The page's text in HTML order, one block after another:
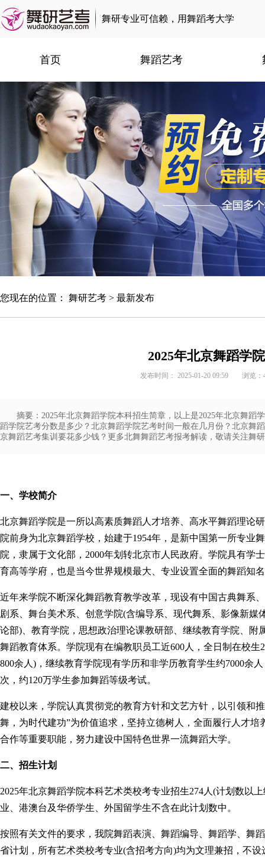
舞研专业可信赖，用舞蹈考大学
首页 舞蹈艺考
您现在的位置： 舞研艺考 > 最新发布
2025年北京舞蹈学
发布时间： 2025-01-20 09:59 浏览：
摘要：2025年北京舞蹈学院本科招生简章，以上是2025年北京舞
蹈学院艺考分数是多少？北京舞蹈学院艺考时间一般在几月份？北京舞
京舞蹈艺考集训要花多少钱？更多北舞舞蹈艺考报考解读，敬请关注舞
一、学校简介
北京舞蹈学院是一所以高素质舞蹈人才培养、高水平舞蹈理论
院前身为北京舞蹈学校，始建于1954年，是新中国第一所专业
院，隶属于文化部，2000年划转北京市人民政府。学院具有学
育高等学府，也是当今世界规模最大、专业设置全面的舞蹈知
近年来学院不断深化舞蹈教育教学改革，现设有中国古典舞系
剧系、舞台美术系、创意学院(含编导系、现代舞系、影像新
论部)、教育学院，思想政治理论课教研部、继续教育学院、
舞蹈教育体系。学院现有在编教职员工近600人，全日制在校生
800余人)，继续教育学院现有学历和非学历教育学生约7000余
次，约120万学生参加舞蹈等级考试。
建校以来，学院认真贯彻党的教育方针和文艺方针，以引领和
舞，为时代建功”为价值追求，坚持立德树人，全面履行人才
合作等重要职能，努力建设中国特色世界一流舞蹈大学。
二、招生计划
2025年北京舞蹈学院本科艺术类校考专业招生274人(计划数以
业、港澳台及华侨学生、外国留学生不含在此计划数中。
按照有关文件的要求，我院舞蹈表演、舞蹈编导、舞蹈学、舞
省计划，所有艺术类校考专业(含招考方向)均为文理兼招，不设
★★★★★
全年即到即学，根据报到及考学时间确定班
咨询报名